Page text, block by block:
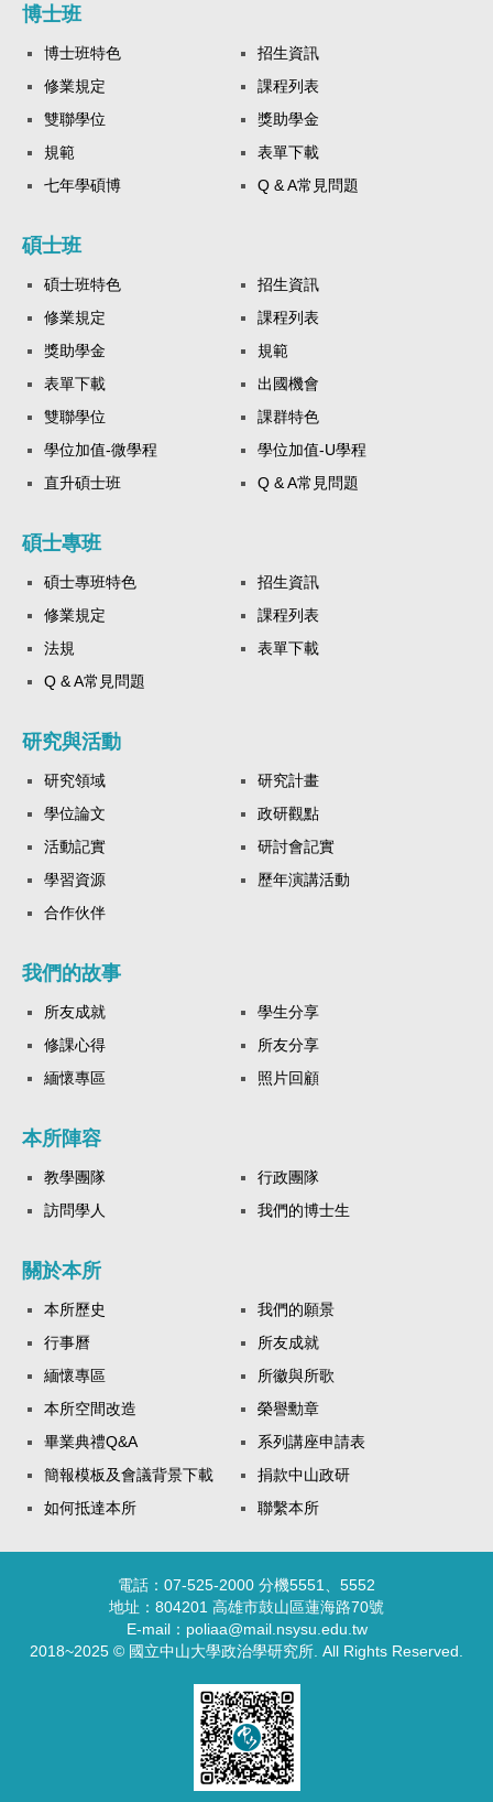
博士班
博士班特色
招生資訊
修業規定
課程列表
雙聯學位
獎助學金
規範
表單下載
七年學碩博
Q & A常見問題
碩士班
碩士班特色
招生資訊
修業規定
課程列表
獎助學金
規範
表單下載
出國機會
雙聯學位
課群特色
學位加值-微學程
學位加值-U學程
直升碩士班
Q & A常見問題
碩士專班
碩士專班特色
招生資訊
修業規定
課程列表
法規
表單下載
Q & A常見問題
研究與活動
研究領域
研究計畫
學位論文
政研觀點
活動記實
研討會記實
學習資源
歷年演講活動
合作伙伴
我們的故事
所友成就
學生分享
修課心得
所友分享
緬懷專區
照片回顧
本所陣容
教學團隊
行政團隊
訪問學人
我們的博士生
關於本所
本所歷史
我們的願景
行事曆
所友成就
緬懷專區
所徽與所歌
本所空間改造
榮譽勳章
畢業典禮Q&A
系列講座申請表
簡報模板及會議背景下載
捐款中山政研
如何抵達本所
聯繫本所
電話：07-525-2000 分機5551、5552
地址：804201 高雄市鼓山區蓮海路70號
E-mail：poliaa@mail.nsysu.edu.tw
2018~2025 © 國立中山大學政治學研究所. All Rights Reserved.